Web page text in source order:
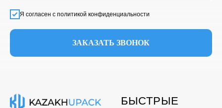
Я согласен с политикой конфиденциальности
ЗАКАЗАТЬ ЗВОНОК
БЫСТРЫЕ